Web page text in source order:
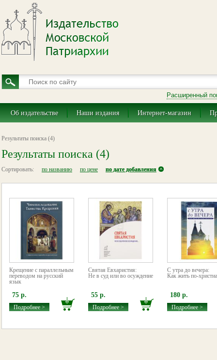
Расширенный
Об издательстве Наши издания Интернет-магазин
Результаты поиска (4)
Результаты поиска (4)
Сортировать: по названию по цене по дате добавления
Крещение с параллельным
переводом на русский
язык
75 р.
Подробнее >
Святая Евхаристия:
Не в суд или во осуждение
55 р.
Подробнее >
С утра до вечера:
Как жить по-
180 р.
Подробнее >